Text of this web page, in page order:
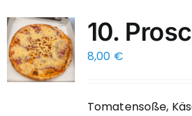
10.
8,00 €
Tomatensoße,